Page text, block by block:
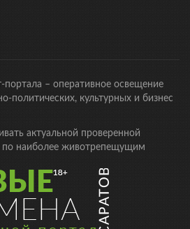
портала – оперативное освещение
политических, культурных и бизнес
актуальной проверенной
по наиболее животрепещущим